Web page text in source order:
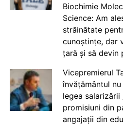
Biochimie
Science: Am
străinătate
cunoștințe, dar
țară și să devin
Vicepremierul
învățământul
legea
promisiuni din
angajații din